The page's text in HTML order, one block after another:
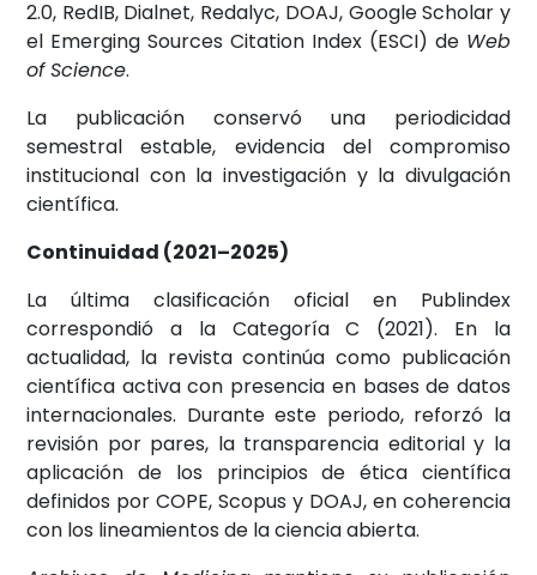
2.0, RedIB, Dialnet, Redalyc, DOAJ, Google Scholar y
el Emerging Sources Citation Index (ESCI) de Web
of Science.
La publicación conservó una periodicidad
semestral estable, evidencia del compromiso
institucional con la investigación y la divulgación
científica.
Continuidad (2021–2025)
La última clasificación oficial en Publindex
correspondió a la Categoría C (2021). En la
actualidad, la revista continúa como publicación
científica activa con presencia en bases de datos
internacionales. Durante este periodo, reforzó la
revisión por pares, la transparencia editorial y la
aplicación de los principios de ética científica
definidos por COPE, Scopus y DOAJ, en coherencia
con los lineamientos de la ciencia abierta.